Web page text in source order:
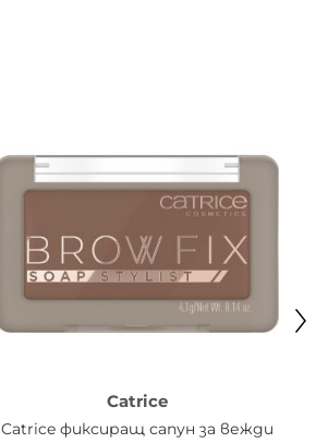
Catrice
Catrice фиксиращ сапун за вежди